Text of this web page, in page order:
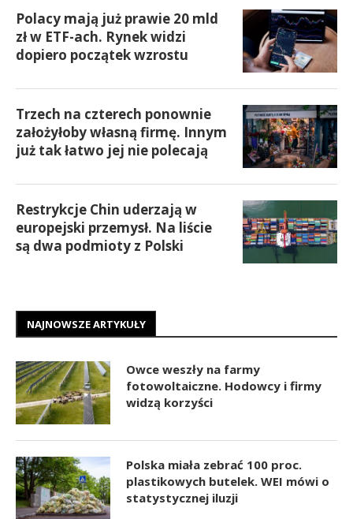
Polacy mają już prawie 20 mld
zł w ETF-ach. Rynek widzi
dopiero początek wzrostu
Trzech na czterech ponownie
założyłoby własną firmę. Innym
już tak łatwo jej nie polecają
Restrykcje Chin uderzają w
europejski przemysł. Na liście
są dwa podmioty z Polski
NAJNOWSZE ARTYKUŁY
Owce weszły na farmy
fotowoltaiczne. Hodowcy i firmy
widzą korzyści
Polska miała zebrać 100 proc.
plastikowych butelek. WEI mówi o
statystycznej iluzji